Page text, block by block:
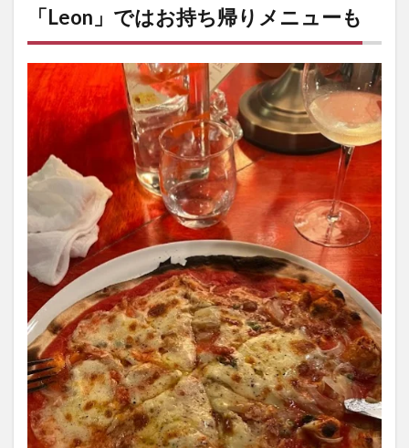
「Leon」ではお持ち帰りメニューも